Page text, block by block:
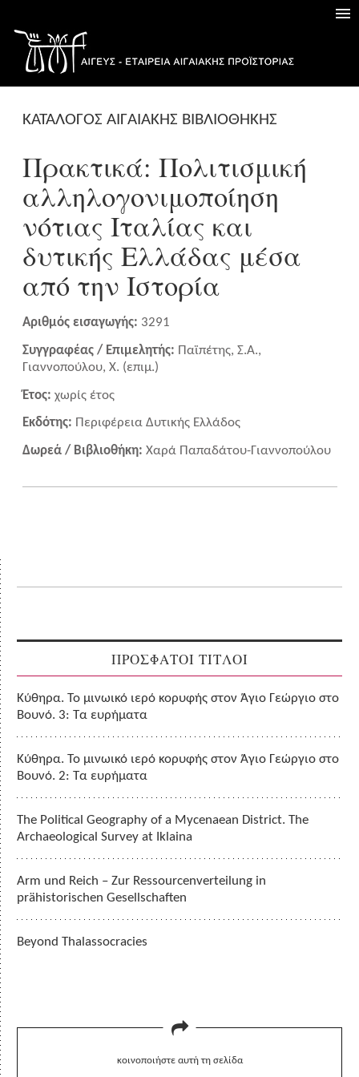
ΚΑΤΑΛΟΓΟΣ ΑΙΓΑΙΑΚΗΣ ΒΙΒΛΙΟΘΗΚΗΣ
Πρακτικά: Πολιτισμική
αλληλογονιμοποίηση
νότιας Ιταλίας και
δυτικής Ελλάδας μέσα
από την Ιστορία
Αριθμός εισαγωγής: 3291
Συγγραφέας / Επιμελητής: Παϊπέτης, Σ.Α.,
Γιαννοπούλου, Χ. (επιμ.)
Έτος: χωρίς έτος
Εκδότης: Περιφέρεια Δυτικής Ελλάδος
Δωρεά / Βιβλιοθήκη: Χαρά Παπαδάτου-Γιαννοπούλου
ΠΡΟΣΦΑΤΟΙ ΤΙΤΛΟΙ
Κύθηρα. Το μινωικό ιερό κορυφής στον Άγιο Γεώργιο στο
Βουνό. 3: Τα ευρήματα
Κύθηρα. Το μινωικό ιερό κορυφής στον Άγιο Γεώργιο στο
Βουνό. 2: Τα ευρήματα
The Political Geography of a Mycenaean District. The
Archaeological Survey at Iklaina
Arm und Reich – Zur Ressourcenverteilung in
prähistorischen Gesellschaften
Beyond Thalassocracies
κοινοποιήστε αυτή τη σελίδα